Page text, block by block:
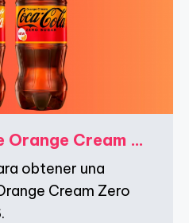
Coca-Cola Coke Orange Cream Zero de 20 oz GRATIS via Vizer Velocity
obtener una
Cream Zero